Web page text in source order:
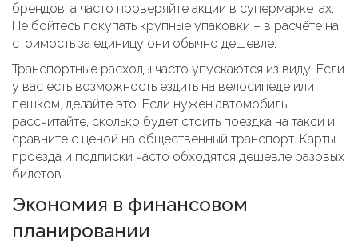
брендов, а часто проверяйте акции в супермаркетах.
Не бойтесь покупать крупные упаковки – в расчёте на
стоимость за единицу они обычно дешевле.
Транспортные расходы часто упускаются из виду. Если
у вас есть возможность ездить на велосипеде или
пешком, делайте это. Если нужен автомобиль,
рассчитайте, сколько будет стоить поездка на такси и
сравните с ценой на общественный транспорт. Карты
проезда и подписки часто обходятся дешевле разовых
билетов.
Экономия в финансовом
планировании